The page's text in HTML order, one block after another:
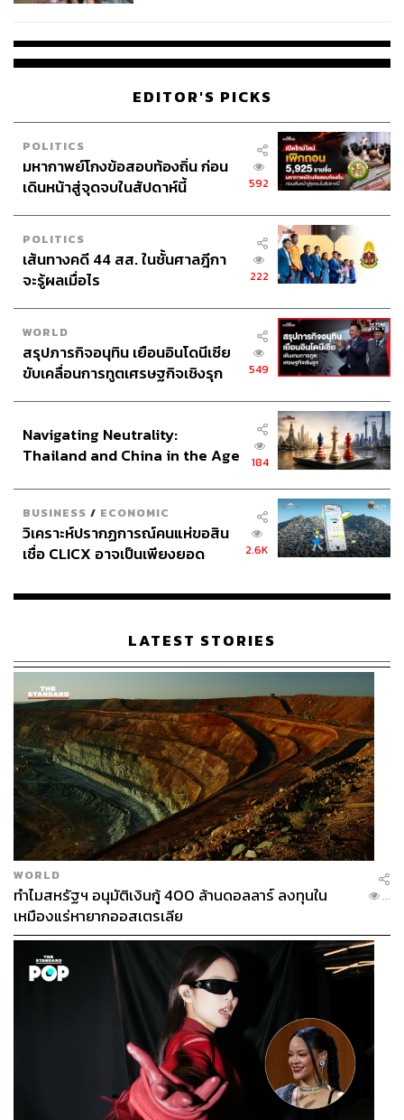
EDITOR'S PICKS
POLITICS
มหากาพย์โกงข้อสอบท้องถิ่น ก่อน
เดินหน้าสู่จุดจบในสัปดาห์นี้
592
POLITICS
เส้นทางคดี 44 สส. ในชั้นศาลฎีกา
จะรู้ผลเมื่อไร
222
WORLD
สรุปภารกิจอนุทิน เยือนอินโดนีเซีย
ขับเคลื่อนการทูตเศรษฐกิจเชิงรุก
549
Navigating Neutrality:
Thailand and China in the Age
184
BUSINESS / ECONOMIC
วิเคราะห์ปรากฏการณ์คนแห่ขอสิน
เชื่อ CLICX อาจเป็นเพียงยอด
เรือนไทยที่ถูกซุกไว้
2.6K
LATEST STORIES
WORLD
ทำไมสหรัฐฯ อนุมัติเงินกู้ 400 ล้านดอลลาร์ ลงทุนใน
เหมืองแร่หายากออสเตรเลีย
...